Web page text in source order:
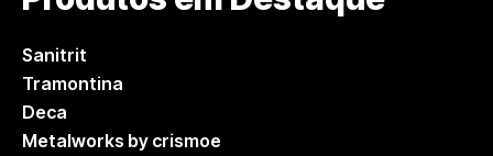
Sanitrit
Tramontina
Deca
Metalworks by crismoe